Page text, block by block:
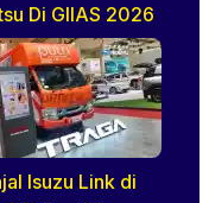
Di GIIAS 2026
Isuzu Link di